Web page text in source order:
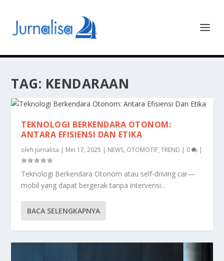
TAG: KENDARAAN
TEKNOLOGI BERKENDARA OTONOM:
ANTARA EFISIENSI DAN ETIKA
oleh jurnalisa | Mei 17, 2025 | NEWS, OTOMOTIF,TREND | 0 |
Teknologi Berkendara Otonom atau self-driving car—
mobil yang dapat bergerak tanpa intervensi...
BACA SELENGKAPNYA